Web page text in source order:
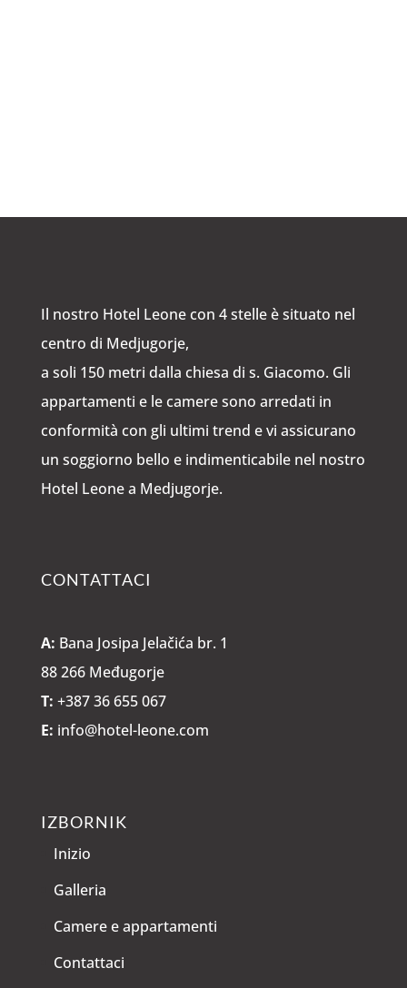
Il nostro Hotel Leone con 4 stelle è situato nel
centro di Medjugorje,
a soli 150 metri dalla chiesa di s. Giacomo. Gli
appartamenti e le camere sono arredati in
conformità con gli ultimi trend e vi assicurano
un soggiorno bello e indimenticabile nel nostro
Hotel Leone a Medjugorje.
CONTATTACI
A: Bana Josipa Jelačića br. 1
88 266 Međugorje
T: +387 36 655 067
E: info@hotel-leone.com
IZBORNIK
Inizio
Galleria
Camere e appartamenti
Contattaci